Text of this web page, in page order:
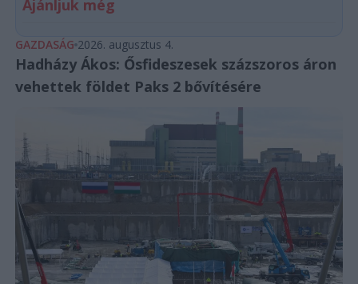
Ajánljuk még
GAZDASÁG 2026. augusztus 4.
Hadházy Ákos: Ősfideszesek százszoros áron
vehettek földet Paks 2 bővítésére